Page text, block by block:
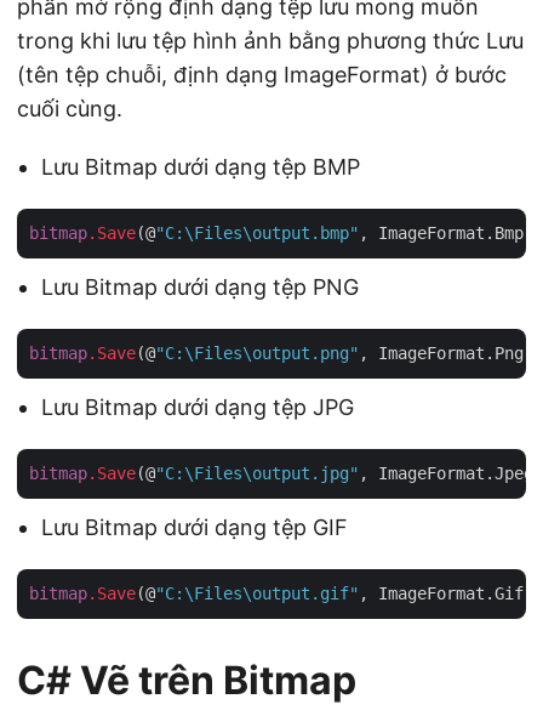
phần mở rộng định dạng tệp lưu mong muốn
trong khi lưu tệp hình ảnh bằng phương thức Lưu
(tên tệp chuỗi, định dạng ImageFormat) ở bước
cuối cùng.
Lưu Bitmap dưới dạng tệp BMP
bitmap.Save(@"C:\Files\output.bmp"
Lưu Bitmap dưới dạng tệp PNG
bitmap.Save(@"C:\Files\output.png"
Lưu Bitmap dưới dạng tệp JPG
bitmap.Save(@"C:\Files\output.jpg"
Lưu Bitmap dưới dạng tệp GIF
bitmap.Save(@"C:\Files\output.gif"
C# Vẽ trên Bitmap